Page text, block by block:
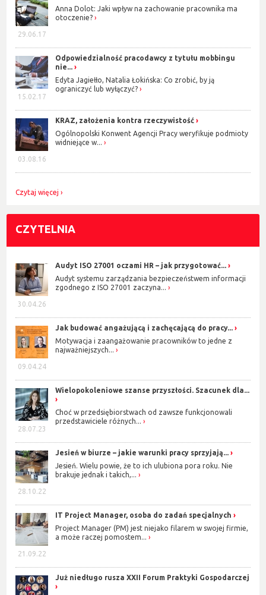
29.06.17
Anna Dolot: Jaki wpływ na zachowanie pracownika ma
otoczenie?
15.02.17
Odpowiedzialność pracodawcy z tytułu mobbingu
nie...
Edyta Jagiełło, Natalia Łokińska: Co zrobić, by ją
ograniczyć lub wyłączyć?
03.08.16
KRAZ, założenia kontra rzeczywistość
Ogólnopolski Konwent Agencji Pracy weryfikuje podmioty
widniejące w...
Czytaj więcej
CZYTELNIA
30.04.26
Audyt ISO 27001 oczami HR – jak przygotować...
Audyt systemu zarządzania bezpieczeństwem informacji
zgodnego z ISO 27001 zaczyna...
09.04.24
Jak budować angażującą i zachęcającą do pracy...
Motywacja i zaangażowanie pracowników to jedne z
najważniejszych...
28.07.23
Wielopokoleniowe szanse przyszłości. Szacunek dla...
Choć w przedsiębiorstwach od zawsze funkcjonowali
przedstawiciele różnych...
28.10.22
Jesień w biurze – jakie warunki pracy sprzyjają...
Jesień. Wielu powie, że to ich ulubiona pora roku. Nie
brakuje jednak i takich,...
21.09.22
IT Project Manager, osoba do zadań specjalnych
Project Manager (PM) jest niejako filarem w swojej firmie,
a może raczej pomostem...
Już niedługo rusza XXII Forum Praktyki Gospodarczej